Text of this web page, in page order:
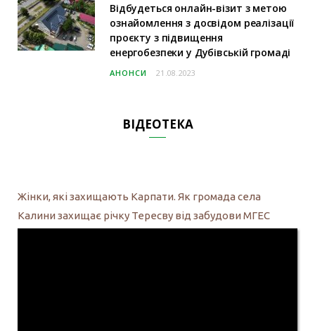
Відбудеться онлайн-візит з метою
ознайомлення з досвідом реалізації
проєкту з підвищення
енергобезпеки у Дубівській громаді
АНОНСИ 21.08.2023
ВІДЕОТЕКА
Жінки, які захищають Карпати. Як громада села
Калини захищає річку Тересву від забудови МГЕС